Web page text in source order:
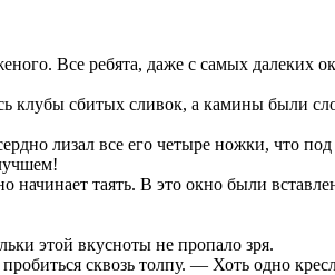
Все ребята, даже с самых далеких
клубы сбитых сливок, а камины были
лизал все его четыре ножки, что
начинает таять. В это окно были
этой вкусноты не пропало зря.
сквозь толпу. — Хоть одно